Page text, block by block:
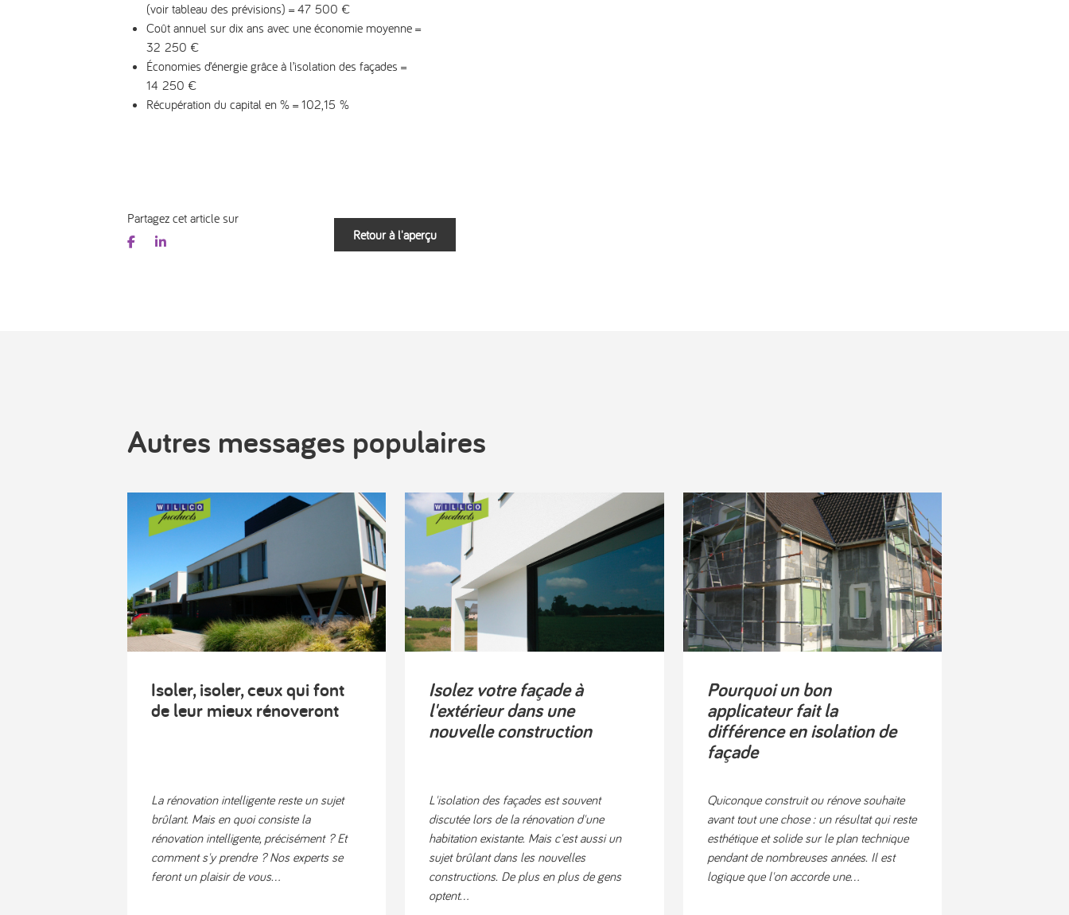
(voir tableau des prévisions) = 47 500 €
Coût annuel sur dix ans avec une économie moyenne =
32 250 €
Économies d’énergie grâce à l’isolation des façades =
14 250 €
Récupération du capital en % = 102,15 %
Partagez cet article sur
Retour à l'aperçu
Autres messages populaires
Isoler, isoler, ceux qui font
de leur mieux rénoveront
La rénovation intelligente reste un sujet
brûlant. Mais en quoi consiste la
rénovation intelligente, précisément ? Et
comment s'y prendre ? Nos experts se
feront un plaisir de vous...
Isolez votre façade à
l'extérieur dans une
nouvelle construction
L'isolation des façades est souvent
discutée lors de la rénovation d'une
habitation existante. Mais c'est aussi un
sujet brûlant dans les nouvelles
constructions. De plus en plus de gens
optent...
Pourquoi un bon
applicateur fait la
différence en isolation de
façade
Quiconque construit ou rénove souhaite
avant tout une chose : un résultat qui reste
esthétique et solide sur le plan technique
pendant de nombreuses années. Il est
logique que l'on accorde une...